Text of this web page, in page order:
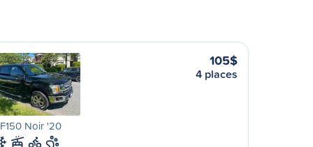
Noir '20
105$
4 places